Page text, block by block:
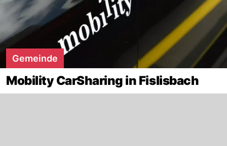
Gemeinde
Mobility CarSharing in Fislisbach